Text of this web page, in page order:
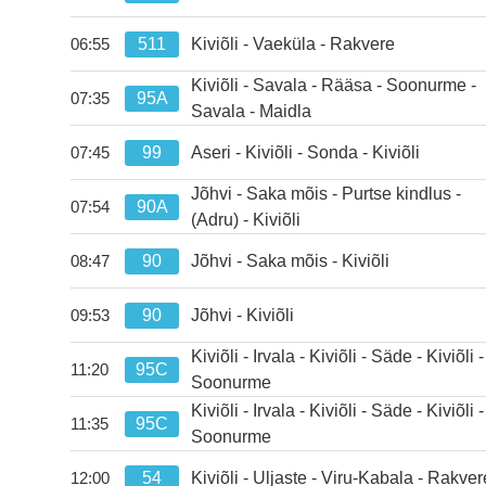
06:55
kell 06:55.
511 Kiviõli - Vaeküla - Rakvere
07:35
kell 07:35.
95A
Kiviõli - Savala - Rääsa - Soonurme -
Savala - Maidla
07:45
kell 07:45.
99 Aseri - Kiviõli - Sonda - Kiviõli
07:54
kell 07:54.
90A
Jõhvi - Saka mõis - Purtse kindlus -
(Adru) - Kiviõli
08:47
kell 08:47.
90 Jõhvi - Saka mõis - Kiviõli
09:53
kell 09:53.
90 Jõhvi - Kiviõli
11:20
kell 11:20.
95C
Kiviõli - Irvala - Kiviõli - Säde - Kiviõli -
Soonurme
11:35
kell 11:35.
95C
Kiviõli - Irvala - Kiviõli - Säde - Kiviõli -
Soonurme
12:00 54 Kiviõli - Uljaste - Viru-Kabala -